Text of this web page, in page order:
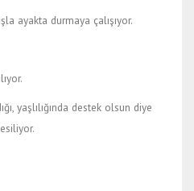
ayakta durmaya çalışıyor.
yaşlılığında destek olsun diye